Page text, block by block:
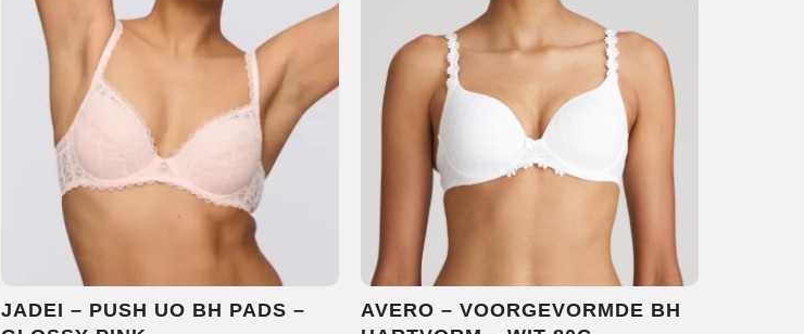
optie
kan
gekozen
worden
op
de
productpagina
JADEI – PUSH UO BH PADS –
AVERO – VOORGEVORMDE BH